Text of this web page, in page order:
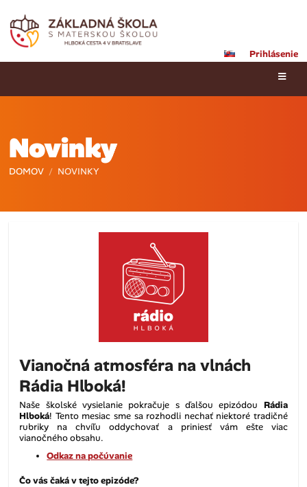
Prihlásenie
Novinky
DOMOV / NOVINKY
Vianočná atmosféra na vlnách
Rádia Hlboká!
Naše školské vysielanie pokračuje s ďalšou epizódou Rádia
Hlboká! Tento mesiac sme sa rozhodli nechať niektoré tradičné
rubriky na chvíľu oddychovať a priniesť vám ešte viac
vianočného obsahu.
Odkaz na počúvanie
Čo vás čaká v tejto epizóde?